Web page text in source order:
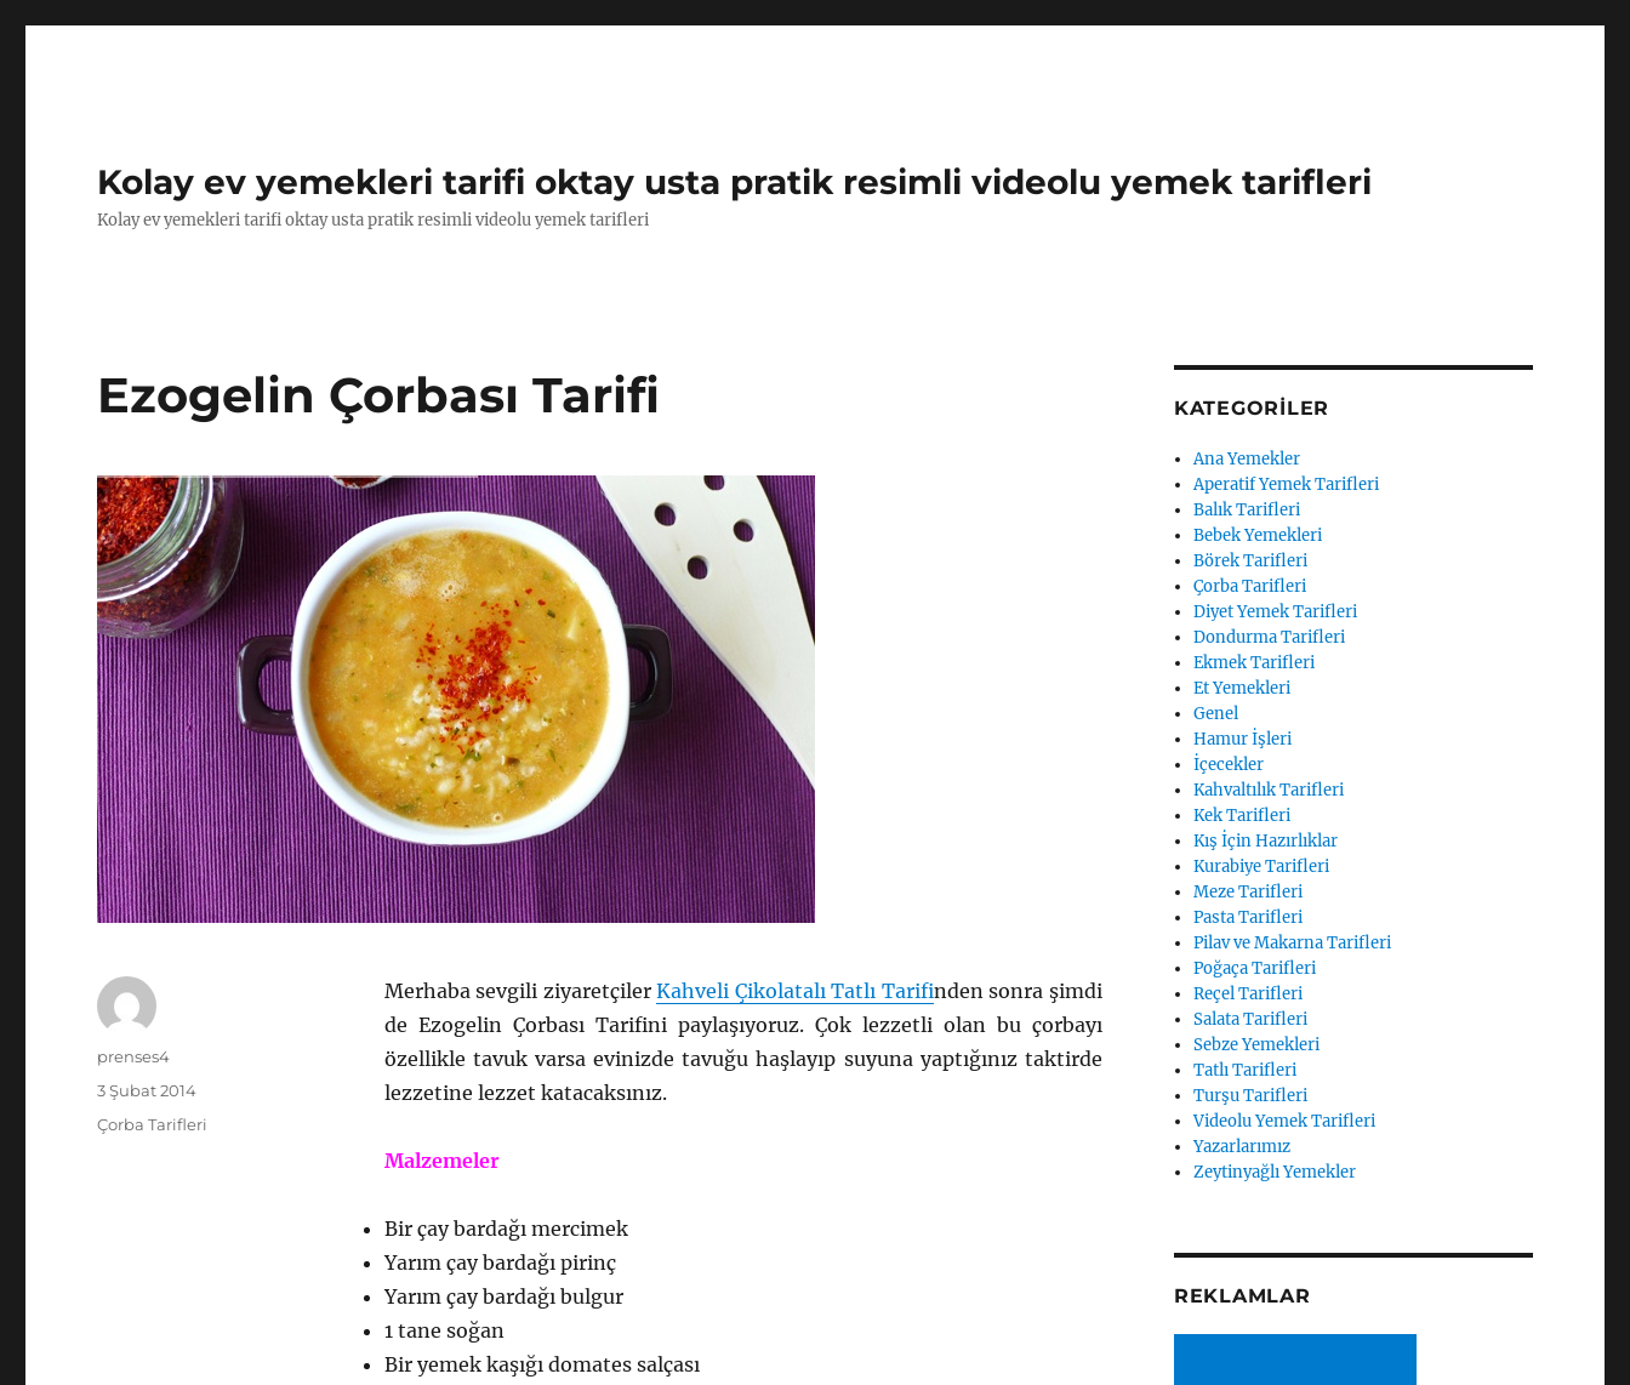
Kolay ev yemekleri tarifi oktay usta pratik resimli videolu yemek tarifleri
Kolay ev yemekleri tarifi oktay usta pratik resimli videolu yemek tarifleri
Ezogelin Çorbası Tarifi
Merhaba sevgili ziyaretçilerKahveli Çikolatalı Tatlı Tarifinden sonra şimdi
de Ezogelin Çorbası Tarifini paylaşıyoruz. Çok lezzetli olan bu çorbayı
özellikle tavuk varsa evinizde tavuğu haşlayıp suyuna yaptığınız taktirde
lezzetine lezzet katacaksınız.
Malzemeler
Bir çay bardağı mercimek
Yarım çay bardağı pirinç
Yarım çay bardağı bulgur
1 tane soğan
Bir yemek kaşığı domates salçası
Yazar
prenses4
Yayın
tarihi
3 Şubat 2014
Kategoriler
Çorba Tarifleri
KATEGORILER
Ana Yemekler
Aperatif Yemek Tarifleri
Balık Tarifleri
Bebek Yemekleri
Börek Tarifleri
Çorba Tarifleri
Diyet Yemek Tarifleri
Dondurma Tarifleri
Ekmek Tarifleri
Et Yemekleri
Genel
Hamur İşleri
İçecekler
Kahvaltılık Tarifleri
Kek Tarifleri
Kış İçin Hazırlıklar
Kurabiye Tarifleri
Meze Tarifleri
Pasta Tarifleri
Pilav ve Makarna Tarifleri
Poğaça Tarifleri
Reçel Tarifleri
Salata Tarifleri
Sebze Yemekleri
Tatlı Tarifleri
Turşu Tarifleri
Videolu Yemek Tarifleri
Yazarlarımız
Zeytinyağlı Yemekler
REKLAMLAR